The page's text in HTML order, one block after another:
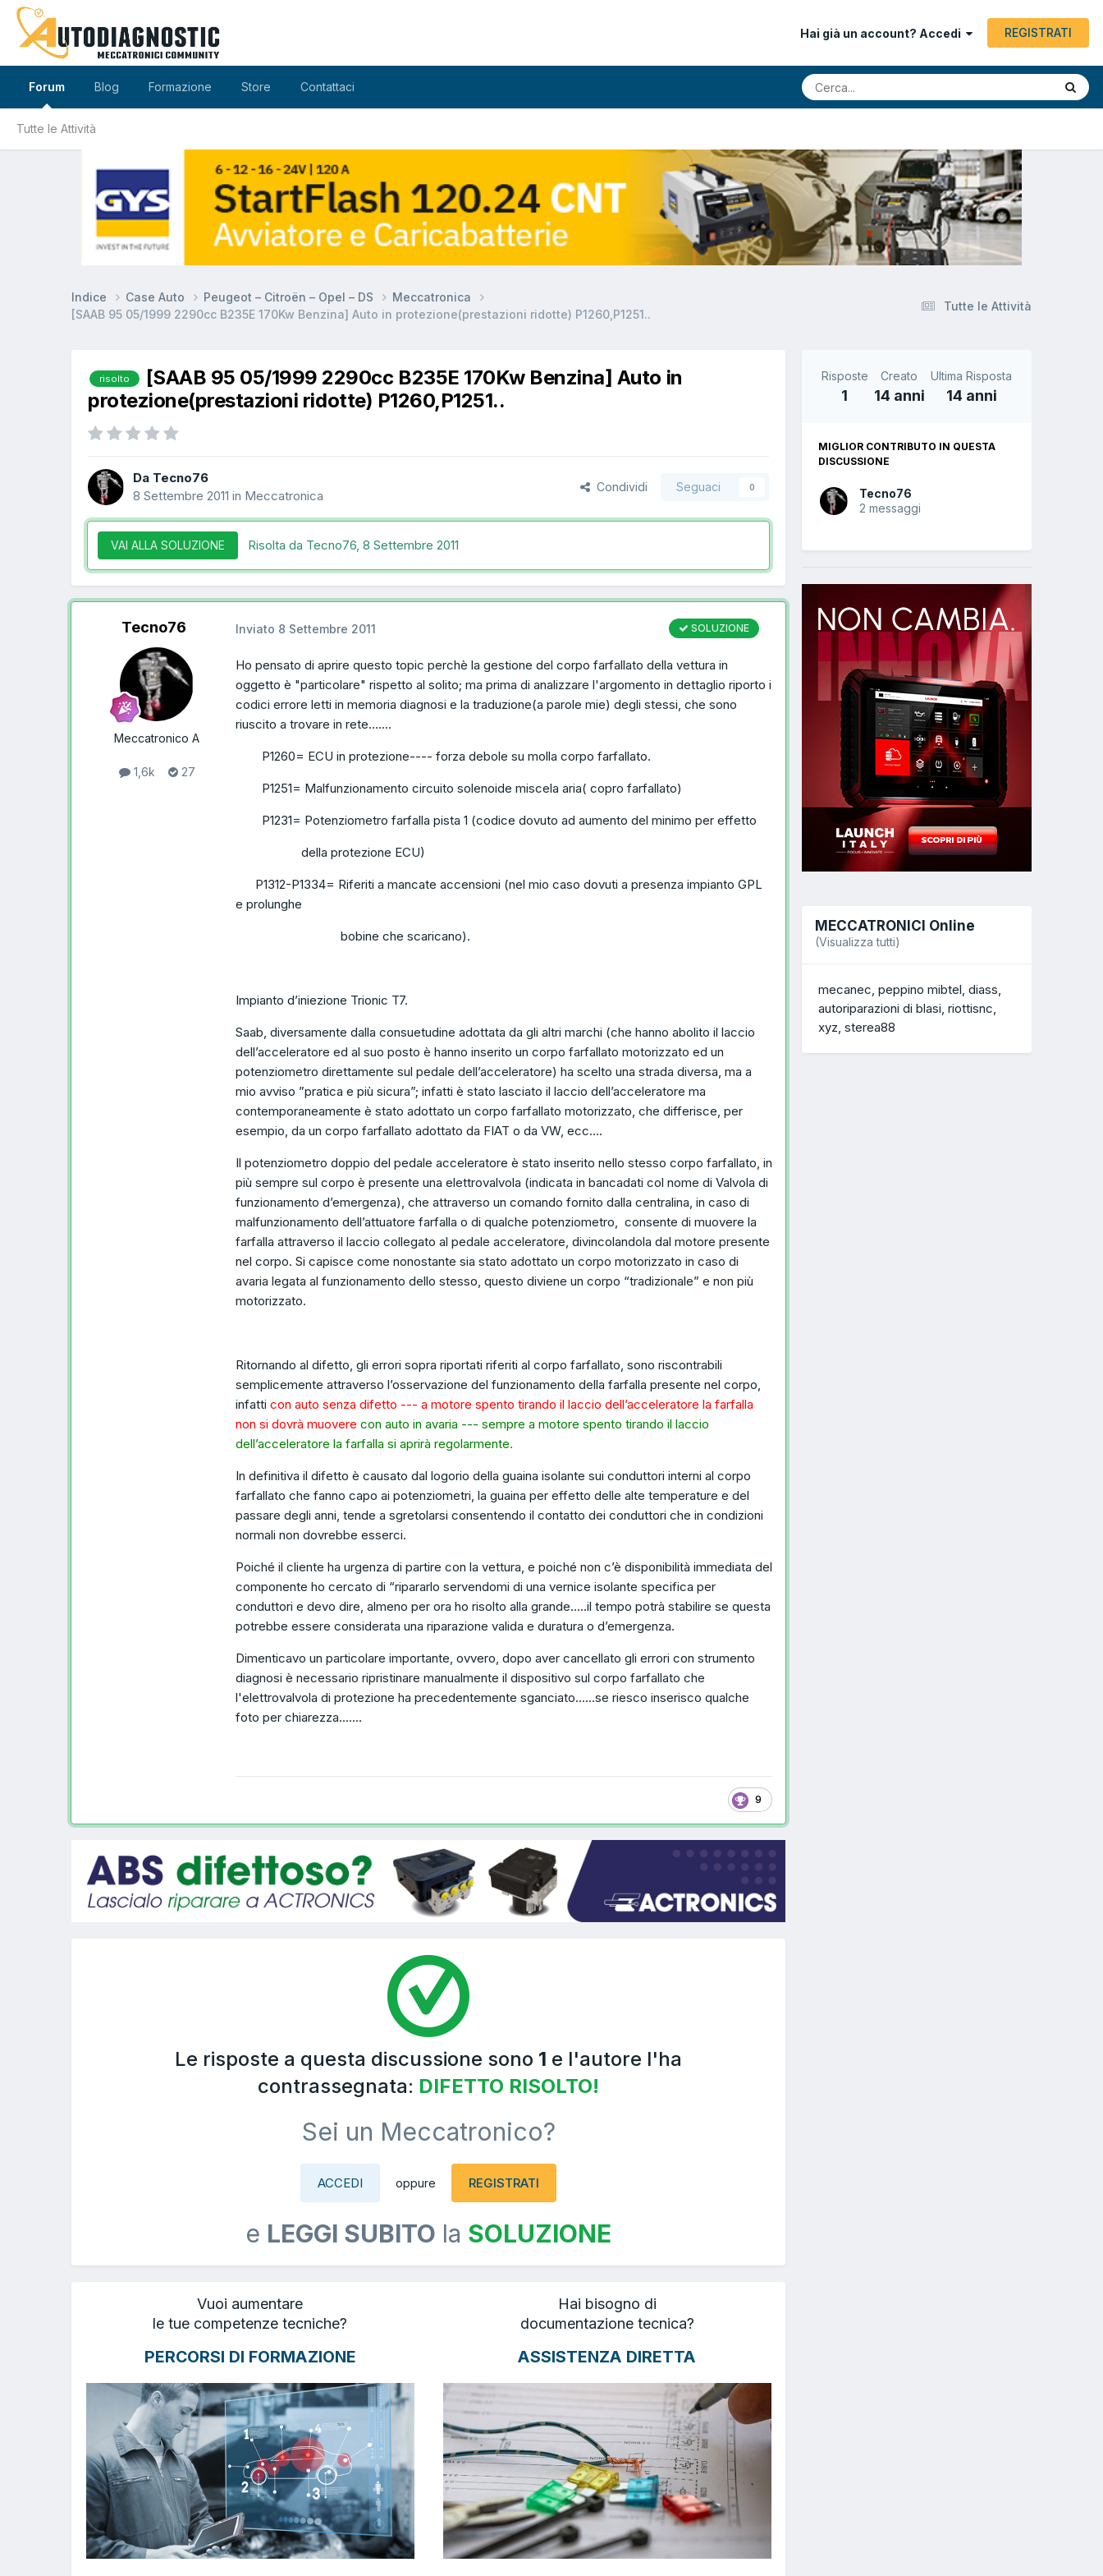
Hai già un account? Accedi REGISTRATI
Forum
Tutte le Attività
Blog Formazione Store Contattaci
Tutte le Attività
Indice Case Auto Peugeot – Citroën – Opel – DS
Meccatronica
[SAAB 95 05/1999 2290cc B235E 170Kw Benzina] Auto in protezione(prestazioni ridotte) P1260,P1251..
risolto
[SAAB 95 05/1999 2290cc B235E 170Kw Benzina] Auto in
protezione(prestazioni ridotte) P1260,P1251..
Da Tecno76
8 Settembre 2011 in Meccatronica
Condividi Seguaci 0
VAI ALLA SOLUZIONE Risolta da Tecno76, 8 Settembre 2011
Tecno76
Meccatronico A
1,6k 27
SOLUZIONE
Inviato 8 Settembre 2011
Ho pensato di aprire questo topic perchè la gestione del corpo farfallato della vettura in
oggetto è "particolare" rispetto al solito; ma prima di analizzare l'argomento in dettaglio riporto i
codici errore letti in memoria diagnosi e la traduzione(a parole mie) degli stessi, che sono
riuscito a trovare in rete.......
P1260= ECU in protezione---- forza debole su molla corpo farfallato.
P1251= Malfunzionamento circuito solenoide miscela aria( copro farfallato)
P1231= Potenziometro farfalla pista 1 (codice dovuto ad aumento del minimo per effetto
della protezione ECU)
P1312-P1334= Riferiti a mancate accensioni (nel mio caso dovuti a presenza impianto GPL
e prolunghe
bobine che scaricano).
Impianto d’iniezione Trionic T7.
Saab, diversamente dalla consuetudine adottata da gli altri marchi (che hanno abolito il laccio
dell’acceleratore ed al suo posto è hanno inserito un corpo farfallato motorizzato ed un
potenziometro direttamente sul pedale dell’acceleratore) ha scelto una strada diversa, ma a
mio avviso ”pratica e più sicura”; infatti è stato lasciato il laccio dell’acceleratore ma
contemporaneamente è stato adottato un corpo farfallato motorizzato, che differisce, per
esempio, da un corpo farfallato adottato da FIAT o da VW, ecc….
Il potenziometro doppio del pedale acceleratore è stato inserito nello stesso corpo farfallato, in
più sempre sul corpo è presente una elettrovalvola (indicata in bancadati col nome di Valvola di
funzionamento d’emergenza), che attraverso un comando fornito dalla centralina, in caso di
malfunzionamento dell’attuatore farfalla o di qualche potenziometro, consente di muovere la
farfalla attraverso il laccio collegato al pedale acceleratore, divincolandola dal motore presente
nel corpo. Si capisce come nonostante sia stato adottato un corpo motorizzato in caso di
avaria legata al funzionamento dello stesso, questo diviene un corpo “tradizionale” e non più
motorizzato.
Ritornando al difetto, gli errori sopra riportati riferiti al corpo farfallato, sono riscontrabili
semplicemente attraverso l’osservazione del funzionamento della farfalla presente nel corpo,
infatti con auto senza difetto --- a motore spento tirando il laccio dell’acceleratore la farfalla
non si dovrà muovere con auto in avaria --- sempre a motore spento tirando il laccio
dell’acceleratore la farfalla si aprirà regolarmente.
In definitiva il difetto è causato dal logorio della guaina isolante sui conduttori interni al corpo
farfallato che fanno capo ai potenziometri, la guaina per effetto delle alte temperature e del
passare degli anni, tende a sgretolarsi consentendo il contatto dei conduttori che in condizioni
normali non dovrebbe esserci.
Poiché il cliente ha urgenza di partire con la vettura, e poiché non c’è disponibilità immediata del
componente ho cercato di “ripararlo servendomi di una vernice isolante specifica per
conduttori e devo dire, almeno per ora ho risolto alla grande…..il tempo potrà stabilire se questa
potrebbe essere considerata una riparazione valida e duratura o d’emergenza.
Dimenticavo un particolare importante, ovvero, dopo aver cancellato gli errori con strumento
diagnosi è necessario ripristinare manualmente il dispositivo sul corpo farfallato che
l'elettrovalvola di protezione ha precedentemente sganciato......se riesco inserisco qualche
foto per chiarezza.......
9
Le risposte a questa discussione sono 1 e l'autore l'ha
contrassegnata: DIFETTO RISOLTO!
Sei un Meccatronico?
ACCEDI oppure REGISTRATI
e LEGGI SUBITO la SOLUZIONE
Vuoi aumentare
le tue competenze tecniche?
PERCORSI DI FORMAZIONE
Hai bisogno di
documentazione tecnica?
ASSISTENZA DIRETTA
Risposte
1
Creato
14 anni
Ultima Risposta
14 anni
MIGLIOR CONTRIBUTO IN QUESTA
DISCUSSIONE
Tecno76
2 messaggi
MECCATRONICI Online
(Visualizza tutti)
mecanec peppino mibtel diass
autoriparazioni di blasi riottisnc
xyz sterea88